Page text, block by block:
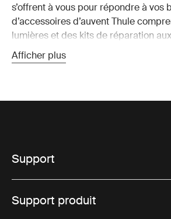
s’offrent à vous pour répondre à vos
d’accessoires d’auvent Thule
lumières et des kits de réparation
panneaux d’intimité.
de VR à considérer
économes en énergie. Ces
pour se fixer solidement à votre
Afficher plus
Support
Support produit